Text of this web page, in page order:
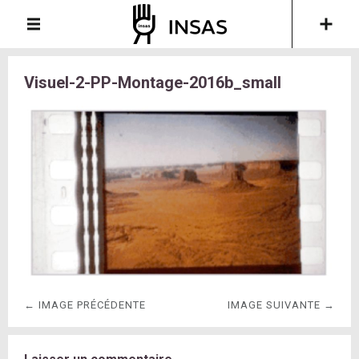
Visuel-2-PP-Montage-2016b_small
← IMAGE PRÉCÉDENTE IMAGE SUIVANTE →